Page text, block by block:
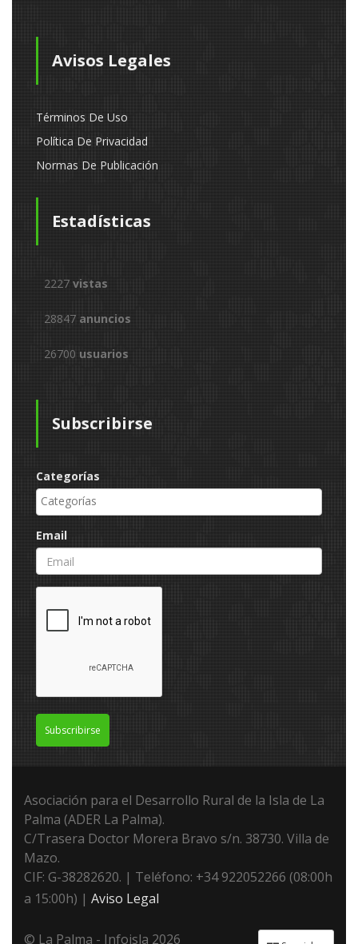
Avisos Legales
Términos De Uso
Política De Privacidad
Normas De Publicación
Estadísticas
2227 vistas
28847 anuncios
26700 usuarios
Subscribirse
Categorías
Email
Subscribirse
Asociación para el Desarrollo Rural de la Isla de La
Palma (ADER La Palma).
C/Trasera Doctor Morera Bravo s/n. 38730. Villa de
Mazo.
CIF: G-38282620. | Teléfono: +34 922052266 (08:00h
a 15:00h) | Aviso Legal
© La Palma - Infoisla 2026